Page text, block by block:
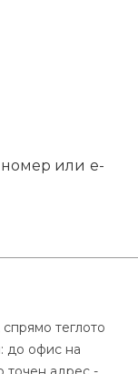
номер или e-
теглото
до офис на